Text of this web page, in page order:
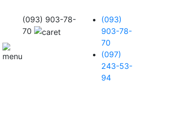
(093) 903-78-
70
(093)
903-78-
70
(097)
243-53-
94